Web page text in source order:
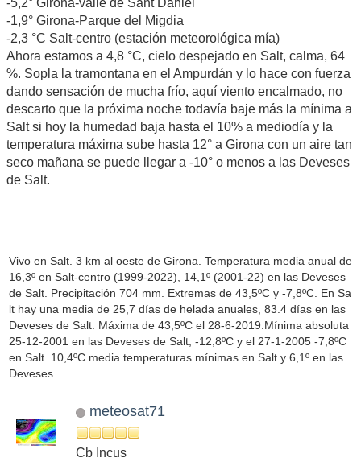
-1,9° Girona-Parque del Migdia
-2,3 °C Salt-centro (estación meteorológica mía)
Ahora estamos a 4,8 °C, cielo despejado en Salt, calma, 64
%. Sopla la tramontana en el Ampurdán y lo hace con fuerza
dando sensación de mucha frío, aquí viento encalmado, no
descarto que la próxima noche todavía baje más la mínima a
Salt si hoy la humedad baja hasta el 10% a mediodía y la
temperatura máxima sube hasta 12° a Girona con un aire tan
seco mañana se puede llegar a -10° o menos a las Deveses
de Salt.
Vivo en Salt. 3 km al oeste de Girona. Temperatura media anual de
16,3º en Salt-centro (1999-2022), 14,1º (2001-22) en las Deveses
de Salt. Precipitación 704 mm. Extremas de 43,5ºC y -7,8ºC. En Sa
lt hay una media de 25,7 días de helada anuales, 83.4 días en las
Deveses de Salt. Máxima de 43,5ºC el 28-6-2019.Mínima absoluta
25-12-2001 en las Deveses de Salt, -12,8ºC y el 27-1-2005 -7,8ºC
en Salt. 10,4ºC media temperaturas mínimas en Salt y 6,1º en las
Deveses.
meteosat71
Cb Incus